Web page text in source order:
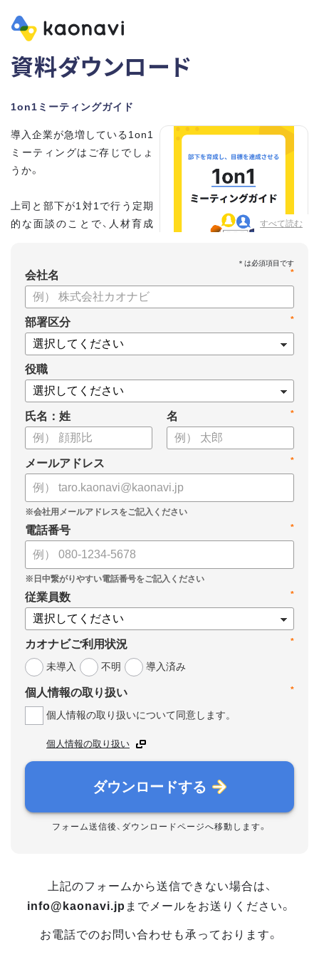
資料ダウンロード
1on1ミーティングガイド
すべて読む
導入企業が急増している1on1
ミーティングはご存じでしょ
うか。
上司と部下が1対1で行う定期
的な面談のことで、人材育成
こちらの資料では、
・1on1とは何か？
・1on1の基本的なやり方
・ 1on1 の基本アジェンダと質問例
についてまとめましたので、ぜひお役立てください。
*
会社名
*
部署区分
役職
氏名：姓 *
名
*
メールアドレス
*
電話番号
*
従業員数
*
カオナビご利用状況
未導入
不明 導入済み
*
個人情報の取り扱い
個人情報の取り扱いについて同意します。
個人情報の取り扱い
ダウンロードする
フォーム送信後、ダウンロードページへ移動します。
上記のフォームから送信できない場合は、
info@kaonavi.jp までメールをお送りください。
お電話でのお問い合わせも承っております。